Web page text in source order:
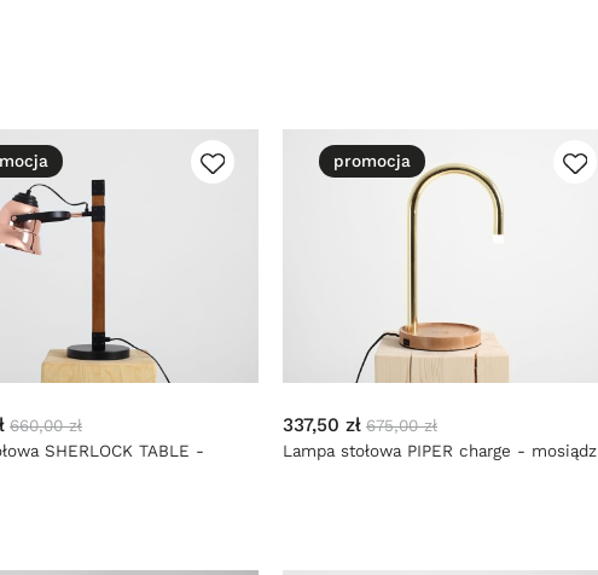
660,00 zł
SHERLOCK TABLE -
337,50 zł 675,00 zł
Lampa stołowa PIPER charge - mosiądz
promocja